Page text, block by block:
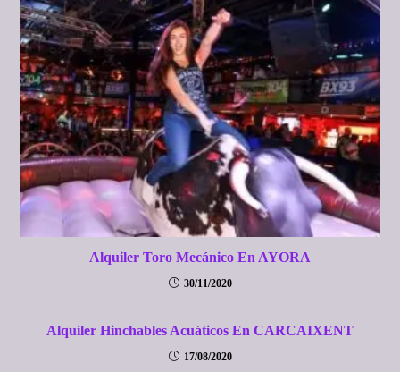
Alquiler Toro Mecánico En AYORA
30/11/2020
Alquiler Hinchables Acuáticos En CARCAIXENT
17/08/2020